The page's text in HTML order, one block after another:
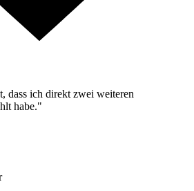
dass ich direkt zwei weiteren
habe."